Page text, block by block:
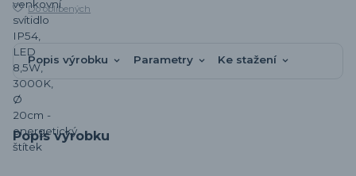
Do oblíbených
Popis výrobku Parametry Ke stažení
Popis výrobku